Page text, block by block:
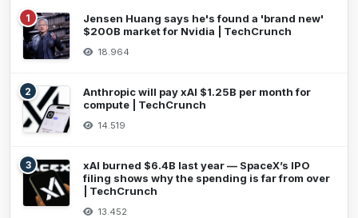
1
Jensen Huang says he's found a 'brand new'
$200B market for Nvidia | TechCrunch
18.964
2
Anthropic will pay xAI $1.25B per month for
compute | TechCrunch
14.519
3
xAI burned $6.4B last year — SpaceX’s IPO
filing shows why the spending is far from over
| TechCrunch
13.452